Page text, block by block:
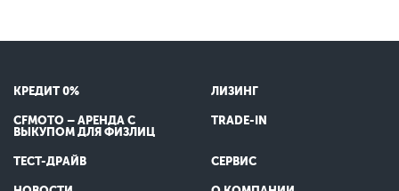
КРЕДИТ 0% ЛИЗИНГ
CFMOTO – АРЕНДА С
ВЫКУПОМ ДЛЯ ФИЗЛИЦ
TRADE-IN
ТЕСТ-ДРАЙВ СЕРВИС